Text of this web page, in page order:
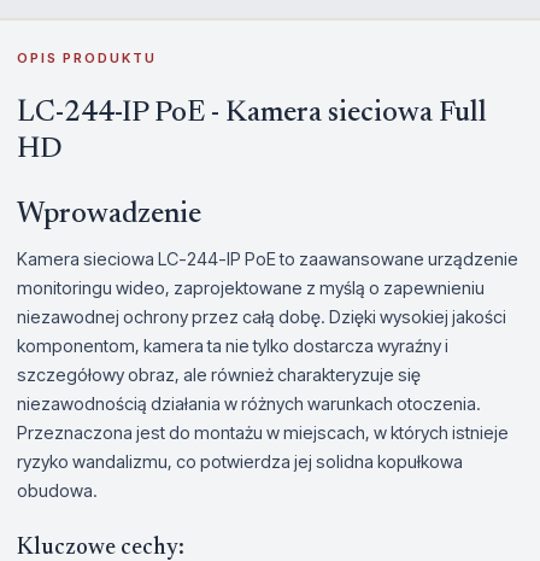
OPIS PRODUKTU
LC-244-IP PoE - Kamera sieciowa Full
HD
Wprowadzenie
Kamera sieciowa LC-244-IP PoE to zaawansowane urządzenie
monitoringu wideo, zaprojektowane z myślą o zapewnieniu
niezawodnej ochrony przez całą dobę. Dzięki wysokiej jakości
komponentom, kamera ta nie tylko dostarcza wyraźny i
szczegółowy obraz, ale również charakteryzuje się
niezawodnością działania w różnych warunkach otoczenia.
Przeznaczona jest do montażu w miejscach, w których istnieje
ryzyko wandalizmu, co potwierdza jej solidna kopułkowa
obudowa.
Kluczowe cechy: